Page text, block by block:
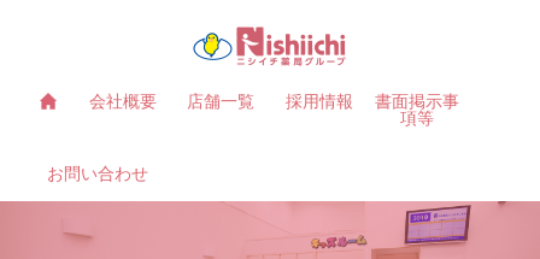
会社概要 店舗一覧 採用情報
書面掲示事
項等
お問い合わせ